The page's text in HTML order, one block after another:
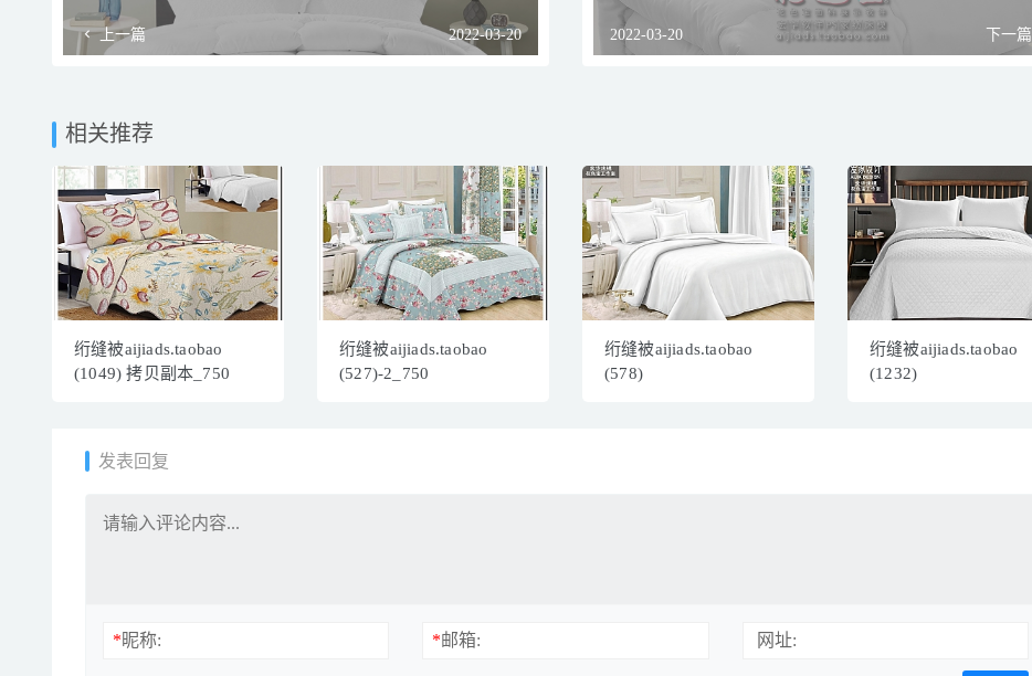
上一篇 2022-03-20 2022-03-20 下一篇
相关推荐
绗缝被aijiads.taobao
(1049) 拷贝副本_750
绗缝被aijiads.taobao
(527)-2_750
绗缝被aijiads.taobao
(578)
绗缝被aijiads.taobao
(1232)
发表回复
*昵称: *邮箱: 网址: